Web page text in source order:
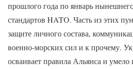
прошлого года по январь
стандартов HATO. Часть из этих
защите личного состава,
военно-морских сил и к прочему.
осваивает правила Альянса и умело